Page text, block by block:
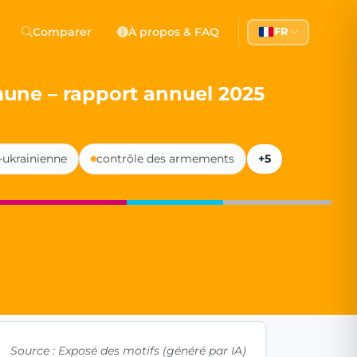
government transparency, and citizen
Comparer À propos & FAQ FR
– rapport annuel 2025
contrôle des armements
+5
Source : Exposé des motifs (généré par IA)